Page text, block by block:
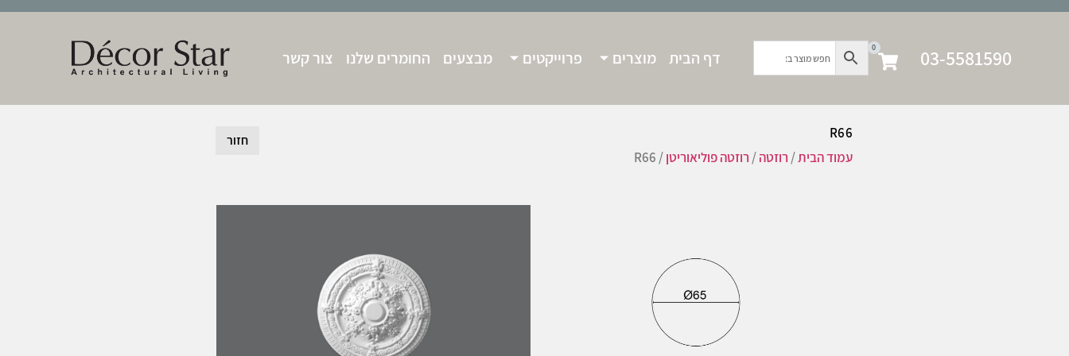
03-5581590
0
דף הבית מוצרים פרוייקטים מבצעים החומרים שלנו צור קשר
R66
עמוד הבית/ רוזטה/ רוזטה פוליאוריטן/ R66
חזור